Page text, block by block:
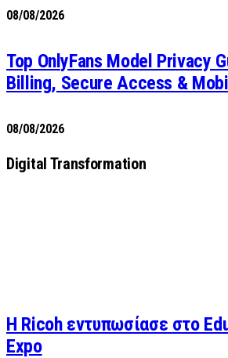
08/08/2026
Top OnlyFans Model Privacy
Billing, Secure Access &
08/08/2026
Digital Transformation
Η Ricoh εντυπωσίασε στο
Expo